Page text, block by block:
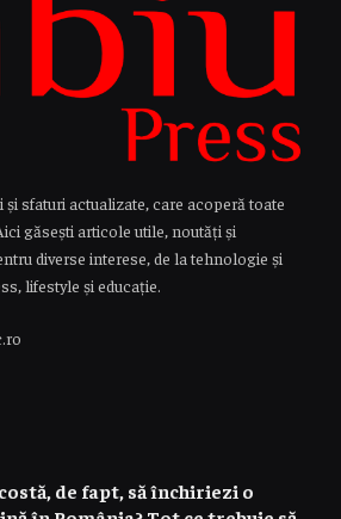
sfaturi actualizate, care acoperă toate
găsești articole utile, noutăți și
diverse interese, de la tehnologie și
lifestyle și educație.
de fapt, să închiriezi o